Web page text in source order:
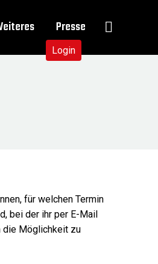
Presse
Login
für welchen Termin
bei der ihr per E-Mail
die Möglichkeit zu